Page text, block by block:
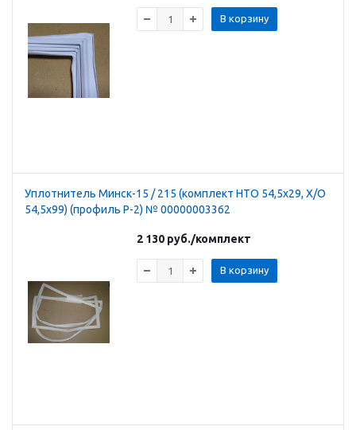
В корзину
Уплотнитель Минск-15 / 215 (комплект НТО 54,5х29, Х/О
54,5х99) (профиль Р-2) № 00000003362
2 130 руб./комплект
В корзину